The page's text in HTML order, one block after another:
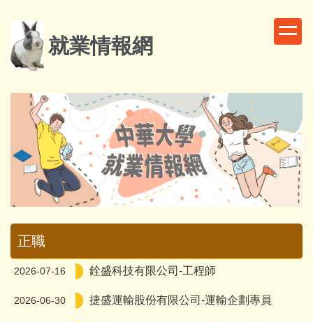
主
要
容
就業情報網
正職
2026-07-16 銓盛科技有限公司-工程師
2026-06-30 捷盛運輸股份有限公司-運輸企劃專員